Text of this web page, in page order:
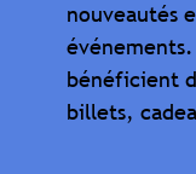
nouveautés
bénéficient
billets,